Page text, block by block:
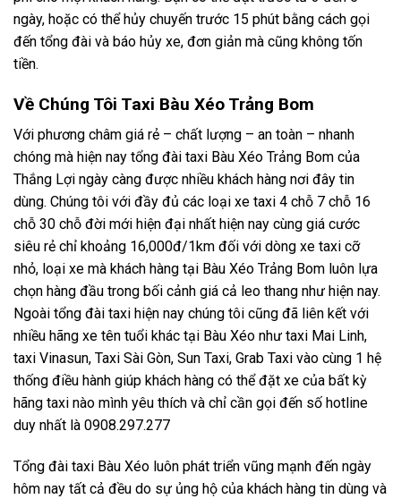
ngày, hoặc có thể hủy chuyến trước 15 phút bằng cách gọi
đến tổng đài và báo hủy xe, đơn giản mà cũng không tốn
tiền.
Về Chúng Tôi Taxi Bàu Xéo Trảng Bom
Với phương châm giá rẻ – chất lượng – an toàn – nhanh
chóng mà hiện nay tổng đài taxi Bàu Xéo Trảng Bom của
Thắng Lợi ngày càng được nhiều khách hàng nơi đây tin
dùng. Chúng tôi với đầy đủ các loại xe taxi 4 chỗ 7 chỗ 16
chỗ 30 chỗ đời mới hiện đại nhất hiện nay cùng giá cước
siêu rẻ chỉ khoảng 16,000đ/1km đối với dòng xe taxi cỡ
nhỏ, loại xe mà khách hàng tại Bàu Xéo Trảng Bom luôn lựa
chọn hàng đầu trong bối cảnh giá cả leo thang như hiện nay.
Ngoài tổng đài taxi hiện nay chúng tôi cũng đã liên kết với
nhiều hãng xe tên tuổi khác tại Bàu Xéo như taxi Mai Linh,
taxi Vinasun, Taxi Sài Gòn, Sun Taxi, Grab Taxi vào cùng 1 hệ
thống điều hành giúp khách hàng có thể đặt xe của bất kỳ
hãng taxi nào mình yêu thích và chỉ cần gọi đến số hotline
duy nhất là 0908.297.277
Tổng đài taxi Bàu Xéo luôn phát triển vũng mạnh đến ngày
hôm nay tất cả đều do sự ủng hộ của khách hàng tin dùng và